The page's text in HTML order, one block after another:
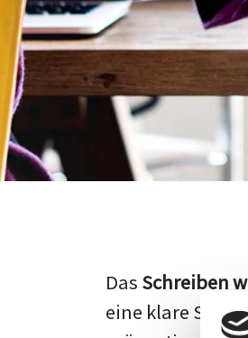
Das Schreiben
eine klare